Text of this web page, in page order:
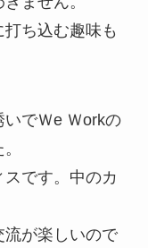
ち込む趣味も
でＷe Ｗorkの
です。中のカ
流が楽しいので